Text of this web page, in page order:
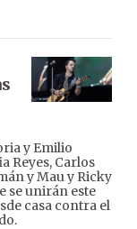
y Emilio
Reyes, Carlos
y Mau y Ricky
se unirán este
casa contra el